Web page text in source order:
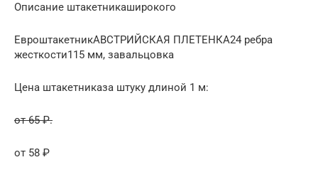
Описание штакетникаширокого
ЕвроштакетникАВСТРИЙСКАЯ ПЛЕТЕНКА24 ребра
жесткости115 мм, завальцовка
Цена штакетниказа штуку длиной 1 м:
от 65 ₽.
от 58 ₽